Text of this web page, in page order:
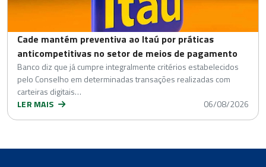
Cade mantém preventiva ao Itaú por práticas
anticompetitivas no setor de meios de pagamento
Banco diz que já cumpre integralmente critérios estabelecidos
pelo Conselho em determinadas transações realizadas com
carteiras digitais…
LER MAIS
06/08/2026